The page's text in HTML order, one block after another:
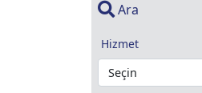
Ara
Hizmet